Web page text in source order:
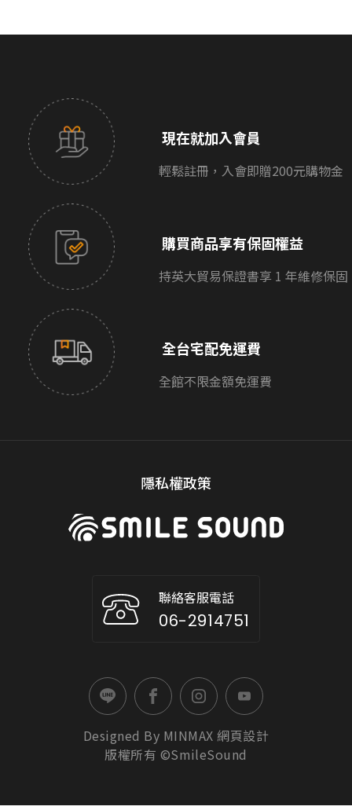
現在就加入會員
輕鬆註冊，入會即贈200元購物金
購買商品享有保固權益
持英大貿易保證書享 1 年維修保固
全台宅配免運費
全館不限金額免運費
隱私權政策
聯絡客服電話
06-2914751
Designed By MINMAX 網頁設計
版權所有 ©SmileSound